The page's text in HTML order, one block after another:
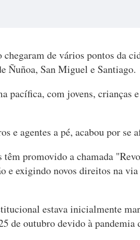
de vários pontos da
Ñuñoa, San Miguel e Santiago.
pacífica, com jovens, crianças
e agentes a pé, acabou por se
têm promovido a chamada
e exigindo novos direitos na
estava inicialmente
de outubro devido à pandemia